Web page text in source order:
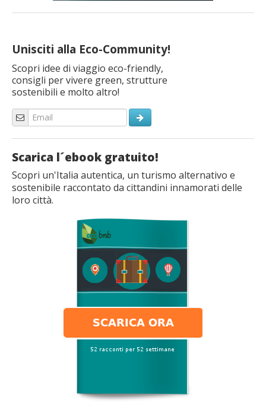
Unisciti alla Eco-Community!
Scopri idee di viaggio eco-friendly,
consigli per vivere green, strutture
sostenibili e molto altro!
Scarica l´ebook gratuito!
Scopri un'Italia autentica, un turismo alternativo e
sostenibile raccontato da cittandini innamorati delle
loro città.